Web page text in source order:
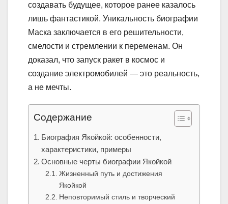
создавать будущее, которое ранее казалось
лишь фантастикой. Уникальность биографии
Маска заключается в его решительности,
смелости и стремлении к переменам. Он
доказал, что запуск ракет в космос и
создание электромобилей — это реальность,
а не мечты.
Содержание
Биография Якойкой: особенности,
характеристики, примеры
Основные черты биографии Якойкой
Жизненный путь и достижения
Якойкой
Неповторимый стиль и творческий